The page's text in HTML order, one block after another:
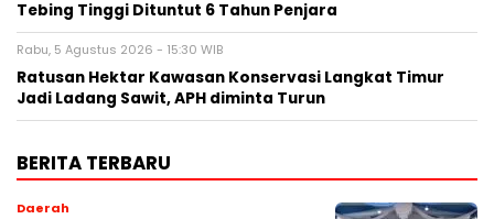
Tebing Tinggi Dituntut 6 Tahun Penjara
Rabu, 5 Agustus 2026 - 15:30 WIB
Ratusan Hektar Kawasan Konservasi Langkat Timur
Jadi Ladang Sawit, APH diminta Turun
BERITA TERBARU
Daerah